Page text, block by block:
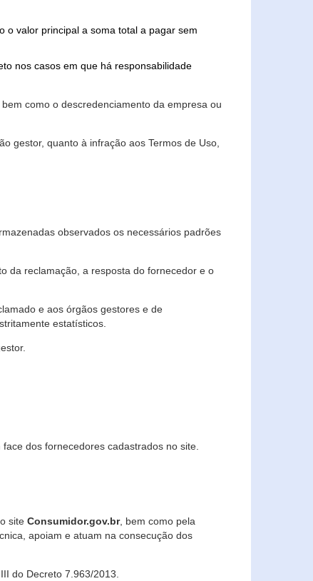
o valor principal a soma total a pagar sem
nos casos em que há responsabilidade
como o descredenciamento da empresa ou
gestor, quanto à infração aos Termos de Uso,
observados os necessários padrões
da reclamação, a resposta do fornecedor e o
e aos órgãos gestores e de
estatísticos.
dos fornecedores cadastrados no site.
site Consumidor.gov.br, bem como pela
apoiam e atuam na consecução dos
do Decreto 7.963/2013.